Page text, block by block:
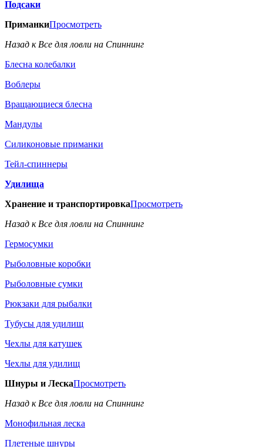
Подсаки
ПриманкиПросмотреть
Назад к Все для ловли на Спиннинг
Блесна колебалки
Воблеры
Вращающиеся блесна
Мандулы
Силиконовые приманки
Тейл-спиннеры
Удилища
Хранение и транспортировкаПросмотреть
Назад к Все для ловли на Спиннинг
Гермосумки
Рыболовные коробки
Рыболовные сумки
Рюкзаки для рыбалки
Тубусы для удилищ
Чехлы для катушек
Чехлы для удилищ
Шнуры и ЛескаПросмотреть
Назад к Все для ловли на Спиннинг
Монофильная леска
Плетеные шнуры